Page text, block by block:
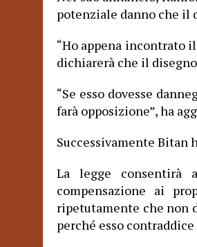
potenziale danno che il
“Ho appena incontrato
dichiarerà che il
“Se esso dovesse
farà opposizione”, ha
Successivamente Bitan
La legge consentirà
compensazione ai
ripetutamente che non
perché esso